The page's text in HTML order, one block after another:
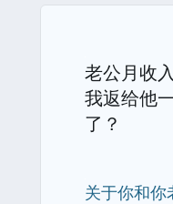
老公月收
我返给他
了？
关于你和你